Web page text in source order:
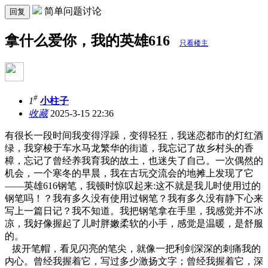
回复 简单问题讨论
拿什么爱你，我的英雄616 只看楼主
1# 小柱子
收藏2025-3-15 22:36
有很长一段时间我变得浮躁，变得轻狂，我迷恋都市的灯红酒
绿，我穿梭于车水马龙繁华的街道，我忘记了故乡村头的香
樟，忘记了曾经养我育我的故土，也迷失了自己。一次偶然的
机会，一个寒冬的早晨，我在古玩交流会的地摊上发现了它
——英雄616钢笔，我顿时惊叹起来:这不就是我儿时使用过的
钢笔吗！？我有多久没有使用过钢笔？我有多久没有静下心来
写上一篇日记？我不知道。我把钢笔拿在手里，我感觉并不冰
凉，我好像握起了儿时胖嫩柔软的小手，感觉是温暖，是舒服
的。
拔开笔帽，看见闪亮的笔尖，就像一把利剑深深的刺痛我的
内心。曾经我握着它，写过多少激扬文字；曾经我握着它，深